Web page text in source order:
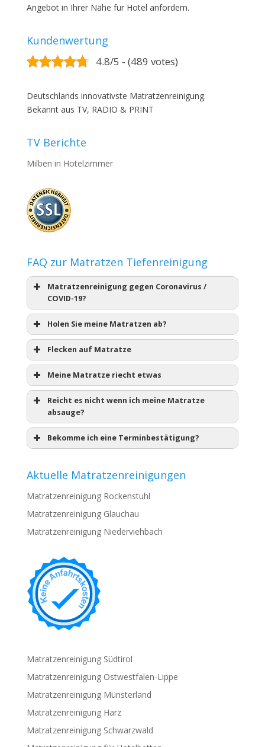
Angebot in Ihrer Nähe für Hotel anfordern.
Kundenwertung
4.8/5 - (489 votes)
Deutschlands innovativste Matratzenreinigung.
Bekannt aus TV, RADIO & PRINT
TV Berichte
Milben in Hotelzimmer
FAQ zur Matratzen Tiefenreinigung
Matratzenreinigung gegen Coronavirus /
COVID-19?
Holen Sie meine Matratzen ab?
Flecken auf Matratze
Meine Matratze riecht etwas
Reicht es nicht wenn ich meine Matratze
absauge?
Bekomme ich eine Terminbestätigung?
Aktuelle Matratzenreinigungen
Matratzenreinigung Rockenstuhl
Matratzenreinigung Glauchau
Matratzenreinigung Niederviehbach
Matratzenreinigung Südtirol
Matratzenreinigung Ostwestfalen-Lippe
Matratzenreinigung Münsterland
Matratzenreinigung Harz
Matratzenreinigung Schwarzwald